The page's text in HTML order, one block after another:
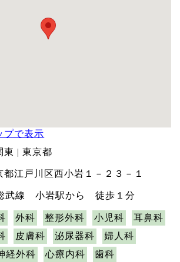
プで表示
| 東京都
都江戸川区西小岩１－２３－１
武線 小岩駅から 徒歩１分
外科 整形外科 小児科
耳鼻科
皮膚科 泌尿器科
婦人科
経外科
心療内科
歯科